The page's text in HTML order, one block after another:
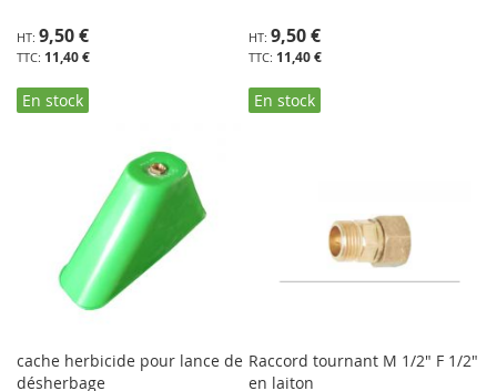
11,40 €
9,50 €
En stock
11,40 €
9,50 €
En stock
cache herbicide pour lance de
désherbage
Raccord tournant M 1/2" F 1/2"
en laiton